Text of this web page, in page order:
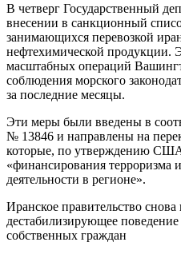
В четверг Государственный
внесении в санкционный
занимающихся перевозкой
нефтехимической продукции.
масштабных операций
соблюдения морского
за последние месяцы.
Эти меры были введены в
№ 13846 и направлены на
которые, по утверждению
«финансирования терроризма
деятельности в регионе».
Иранское правительство снова
дестабилизирующее
собственных граждан